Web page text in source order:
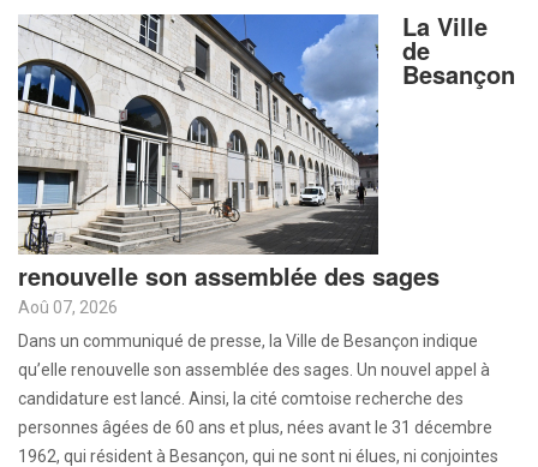
La Ville
de
Besançon
renouvelle son assemblée des sages
Aoû 07, 2026
Dans un communiqué de presse, la Ville de Besançon indique
qu’elle renouvelle son assemblée des sages. Un nouvel appel à
candidature est lancé. Ainsi, la cité comtoise recherche des
personnes âgées de 60 ans et plus, nées avant le 31 décembre
1962, qui résident à Besançon, qui ne sont ni élues, ni conjointes